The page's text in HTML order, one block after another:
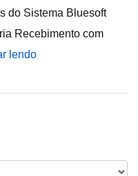
do Sistema Bluesoft
Recebimento com
lendo